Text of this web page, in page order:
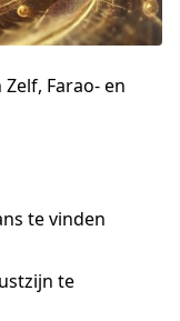
Farao- en
te vinden
te